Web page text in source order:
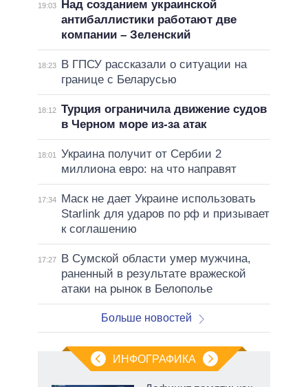
19:03
Над созданием украинской
антибаллистики работают две
компании – Зеленский
18:23
В ГПСУ рассказали о ситуации на
границе с Беларусью
18:12 Турция ограничила движение судов
в Черном море из-за атак
18:01
Украина получит от Сербии 2
миллиона евро: на что направят
17:34
Маск не дает Украине использовать
Starlink для ударов по рф и призывает
к соглашению
17:27
В Сумской области умер мужчина,
раненный в результате вражеской
атаки на рынок в Белополье
Больше новостей
ИНФОГРАФИКА